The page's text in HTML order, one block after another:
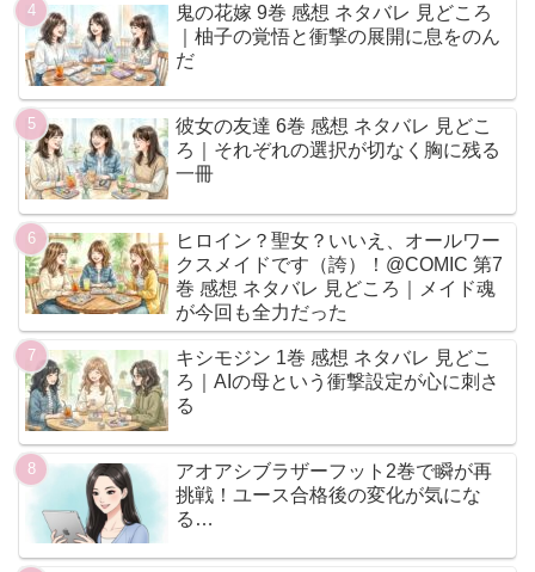
鬼の花嫁 9巻 感想 ネタバレ 見どころ
｜柚子の覚悟と衝撃の展開に息をのん
だ
彼女の友達 6巻 感想 ネタバレ 見どこ
ろ｜それぞれの選択が切なく胸に残る
一冊
ヒロイン？聖女？いいえ、オールワー
クスメイドです（誇）！@COMIC 第7
巻 感想 ネタバレ 見どころ｜メイド魂
が今回も全力だった
キシモジン 1巻 感想 ネタバレ 見どこ
ろ｜AIの母という衝撃設定が心に刺さ
る
アオアシブラザーフット2巻で瞬が再
挑戦！ユース合格後の変化が気にな
る…